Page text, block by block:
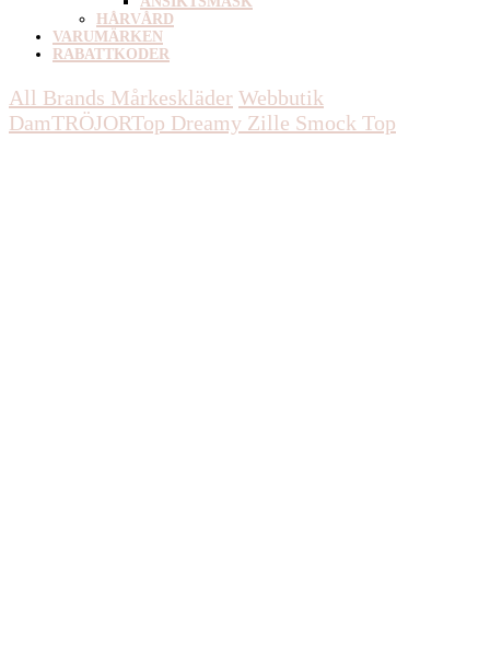
HÅRVÅRD
VARUMÄRKEN
RABATTKODER
All Brands Mårkeskläder Webbutik
DamTRÖJORTop Dreamy Zille Smock Top